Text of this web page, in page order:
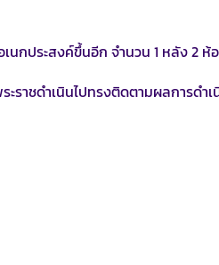
นกประสงค์ขึ้นอีก จำนวน 1 หลัง 2 ห้
าชดำเนินไปทรงติดตามผลการดำเ